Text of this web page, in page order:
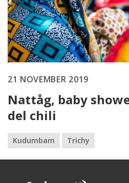
21 NOVEMBER 2019
Nattåg, baby
del chili
Kudumbam Trichy